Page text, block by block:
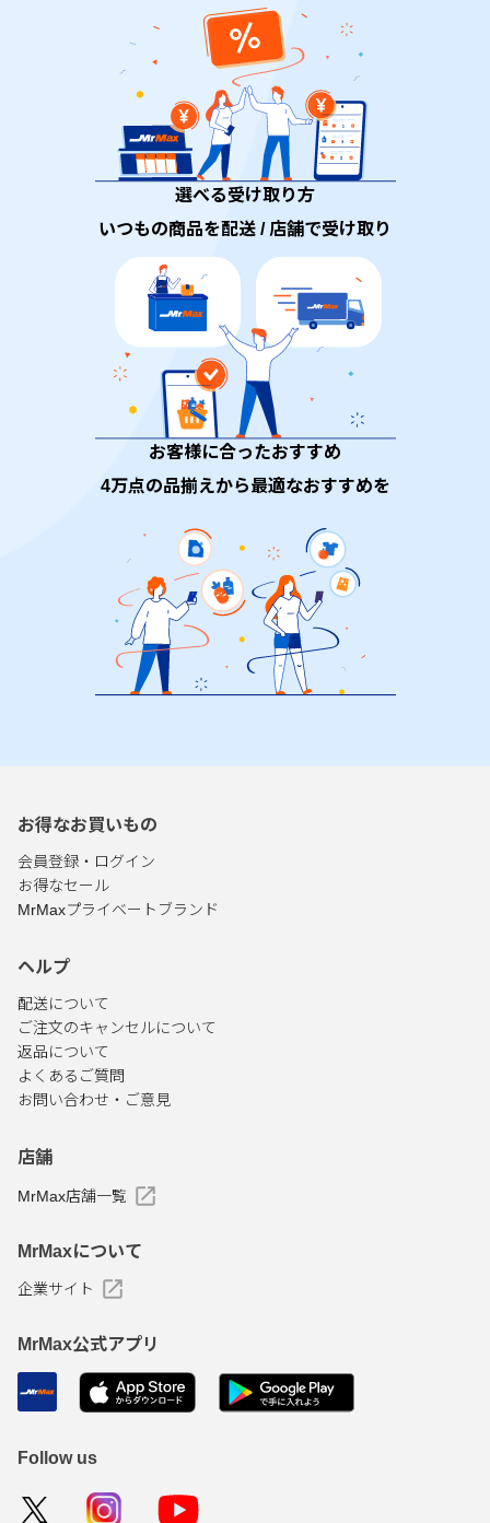
選べる受け取り方
いつもの商品を配送 / 店舗で受け取り
お客様に合ったおすすめ
4万点の品揃えから最適なおすすめを
お得なお買いもの
会員登録・ログイン
お得なセール
MrMaxプライベートブランド
ヘルプ
配送について
ご注文のキャンセルについて
返品について
よくあるご質問
お問い合わせ・ご意見
店舗
MrMax店舗一覧
MrMaxについて
企業サイト
MrMax公式アプリ
Follow us